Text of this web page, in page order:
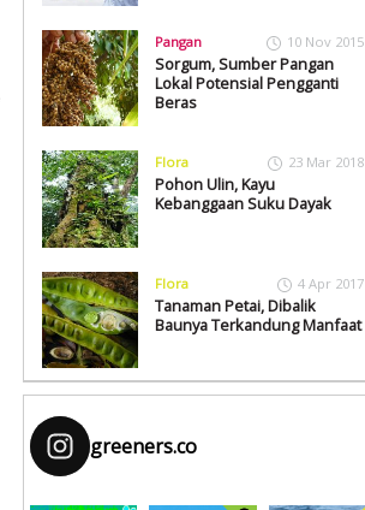
Pangan 10 Nov 2015
Sorgum, Sumber Pangan
Lokal Potensial Pengganti
Beras
Flora 23 Mar 2018
Pohon Ulin, Kayu
Kebanggaan Suku Dayak
Flora 4 Apr 2017
Tanaman Petai, Dibalik
Baunya Terkandung Manfaat
greeners.co